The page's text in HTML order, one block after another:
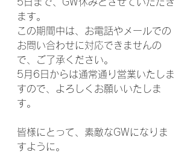
ます。
この期間中は、お電話やメールでの
お問い合わせに対応できませんの
で、ご了承ください。
5月6日からは通常通り営業いたしま
すので、よろしくお願いいたしま
す。
皆様にとって、素敵なGWになりま
すように。